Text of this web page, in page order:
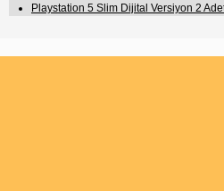
Playstation 5 Slim Dijital Versiyon 2